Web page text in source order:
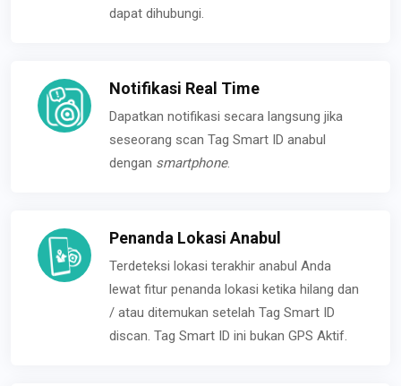
dapat dihubungi.
Notifikasi Real Time
Dapatkan notifikasi secara langsung jika
seseorang scan Tag Smart ID anabul
dengan smartphone.
Penanda Lokasi Anabul
Terdeteksi lokasi terakhir anabul Anda
lewat fitur penanda lokasi ketika hilang dan
/ atau ditemukan setelah Tag Smart ID
discan. Tag Smart ID ini bukan GPS Aktif.